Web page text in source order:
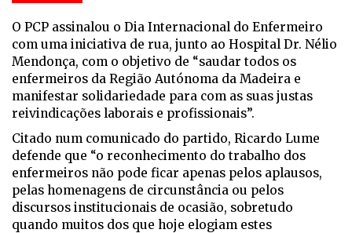
O PCP assinalou o Dia Internacional do Enfermeiro
com uma iniciativa de rua, junto ao Hospital Dr. Nélio
Mendonça, com o objetivo de “saudar todos os
enfermeiros da Região Autónoma da Madeira e
manifestar solidariedade para com as suas justas
reivindicações laborais e profissionais”.
Citado num comunicado do partido, Ricardo Lume
defende que “o reconhecimento do trabalho dos
enfermeiros não pode ficar apenas pelos aplausos,
pelas homenagens de circunstância ou pelos
discursos institucionais de ocasião, sobretudo
quando muitos dos que hoje elogiam estes